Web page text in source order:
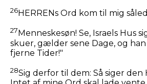
26HERRENs Ord kom til mig
27 Menneskesøn! Se, Israels Hus
skuer, gælder sene Dage, og
fjerne Tider!"
28Sig derfor til dem: Så siger den